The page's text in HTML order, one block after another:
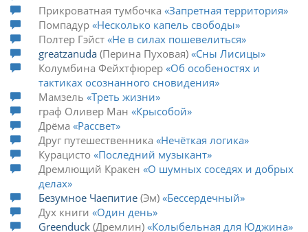
Прикроватная тумбочка Запретная территория
Помпадур Несколько капель свободы
Полтер Гэйст Не в силах пошевелиться
greatzanuda Перина Пуховая
Сны Лисицы
Колумбина Фейхтфюрер Об особеностях и
тактиках осознанного сновидения
Мамзель Треть жизни
граф Оливер Ман
Крысобой
Дрёма
Рассвет
Друг путешественника
Нечёткая логика
Курацисто
Последний музыкант
Дремлющий Кракен
О шумных соседях и добрых
делах
Безумное Чаепитие Эм
Бессердечный
Дух книги
Один день
Greenduck Дремлин
Колыбельная для Юджина